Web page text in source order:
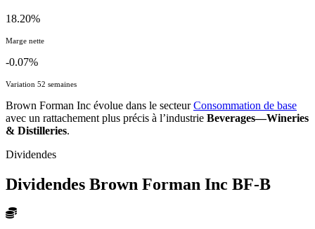
18.20%
Marge nette
-0.07%
Variation 52 semaines
Brown Forman Inc évolue dans le secteurConsommation de base
avec un rattachement plus précis à l’industrie Beverages—Wineries
& Distilleries.
Dividendes
Dividendes Brown Forman Inc BF-B